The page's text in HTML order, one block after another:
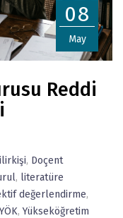
08
May
Reddi
, Doçent
, literatüre
değerlendirme,
YÖK,Yükseköğretim